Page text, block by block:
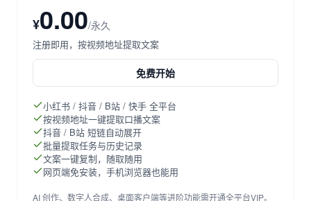
¥0.00/永久
注册即用，按视频地址提取文案
免费开始
小红书 / 抖音 / B站 / 快手 全平台
按视频地址一键提取口播文案
抖音 / B站 短链自动展开
批量提取任务与历史记录
文案一键复制，随取随用
网页端免安装，手机浏览器也能用
AI 创作、数字人合成、桌面客户端等进阶功能需开通全平台VIP。